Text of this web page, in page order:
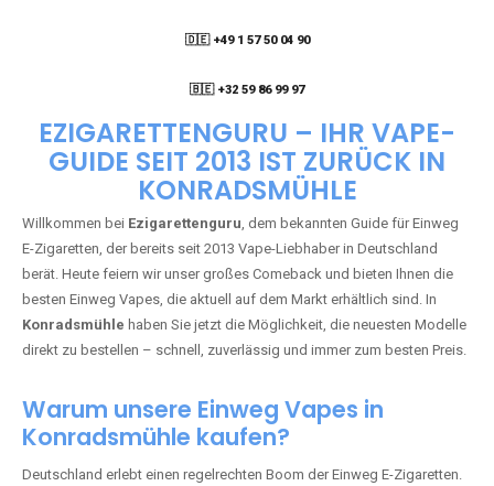
🇩🇪 +49 1 57 50 04 90
🇧🇪 +32 59 86 99 97
EZIGARETTENGURU – IHR VAPE-
GUIDE SEIT 2013 IST ZURÜCK IN
KONRADSMÜHLE
Willkommen bei Ezigarettenguru, dem bekannten Guide für Einweg
E-Zigaretten, der bereits seit 2013 Vape-Liebhaber in Deutschland
berät. Heute feiern wir unser großes Comeback und bieten Ihnen die
besten Einweg Vapes, die aktuell auf dem Markt erhältlich sind. In
Konradsmühle haben Sie jetzt die Möglichkeit, die neuesten Modelle
direkt zu bestellen – schnell, zuverlässig und immer zum besten Preis.
Warum unsere Einweg Vapes in
Konradsmühle kaufen?
Deutschland erlebt einen regelrechten Boom der Einweg E-Zigaretten.